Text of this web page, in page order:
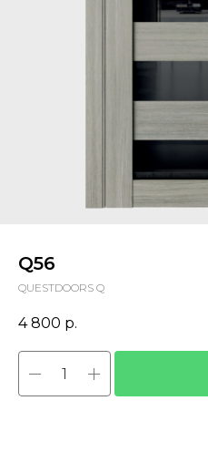
Q56
QUESTDOORS Q
4 800 р.